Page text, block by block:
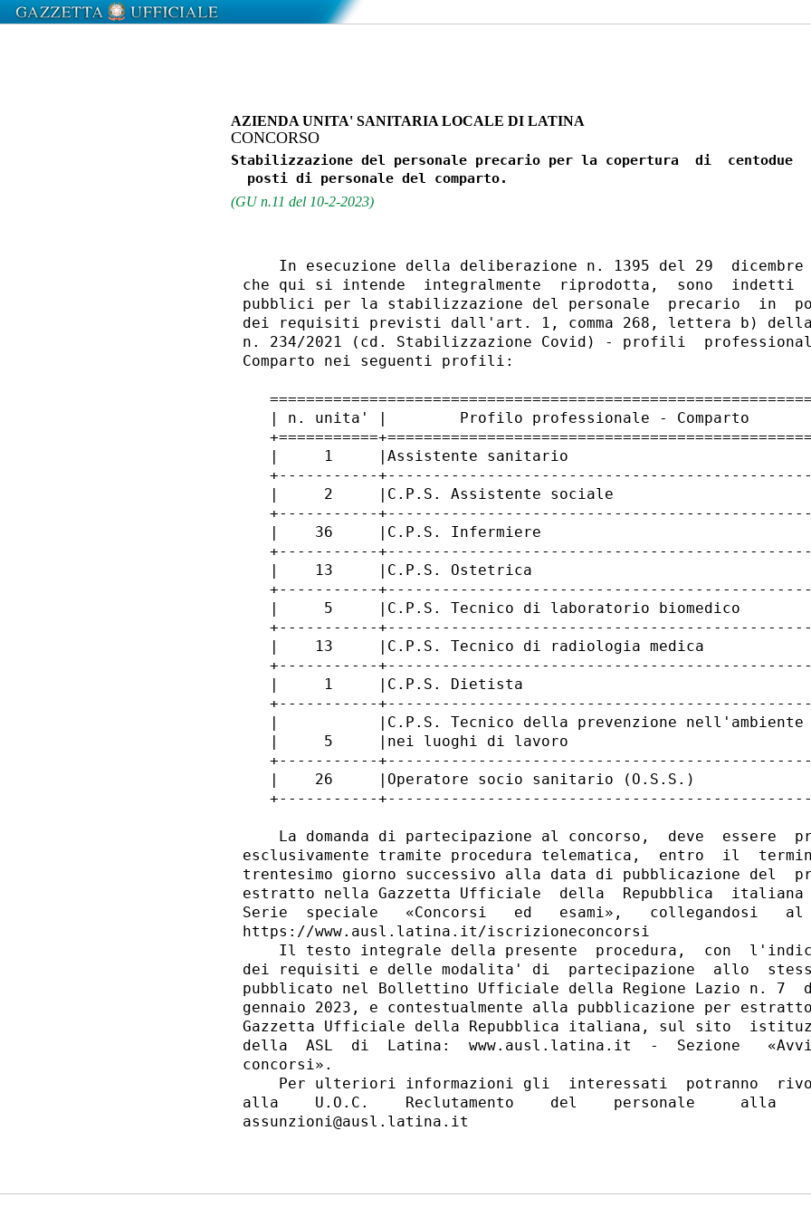
AZIENDA UNITA' SANITARIA LOCALE DI LATINA
CONCORSO
Stabilizzazione del personale precario per la copertura  di  centodue
(GU n.11 del 10-2-2023)
In esecuzione della deliberazione n. 1395 del 29  dicembre
che qui si intende  integralmente  riprodotta,  sono  indetti
pubblici per la stabilizzazione del personale  precario  in
dei requisiti previsti dall'art. 1, comma 268, lettera b) della
n. 234/2021 (cd. Stabilizzazione Covid) - profili
Comparto nei seguenti profili:
| n. unita' |        Profilo professionale - Comparto
|     1     |Assistente sanitario
+-----------
|     2     |C.P.S. Assistente sociale
+-----------
|    36     |C.P.S. Infermiere
+-----------
|    13     |C.P.S. Ostetrica
+-----------
|     5     |C.P.S. Tecnico di laboratorio biomedico
+-----------
|    13     |C.P.S. Tecnico di radiologia medica
+-----------
|     1     |C.P.S. Dietista
+-----------
|           |C.P.S. Tecnico della prevenzione nell'ambiente
|     5     |nei luoghi di lavoro
+-----------
|    26     |Operatore socio sanitario (O.S.S.)
+-----------
La domanda di partecipazione al concorso,  deve  essere
esclusivamente tramite procedura telematica,  entro  il
trentesimo giorno successivo alla data di pubblicazione del
estratto nella Gazzetta Ufficiale  della  Repubblica
Serie  speciale   «Concorsi   ed   esami»,   collegandosi
https://www.ausl.latina.it/iscrizioneconcorsi
Il testo integrale della presente  procedura,  con
dei requisiti e delle modalita' di  partecipazione  allo
pubblicato nel Bollettino Ufficiale della Regione Lazio n. 7
gennaio 2023, e contestualmente alla pubblicazione per
Gazzetta Ufficiale della Repubblica italiana, sul sito
della  ASL  di  Latina:  www.ausl.latina.it  -  Sezione
concorsi».
Per ulteriori informazioni gli  interessati  potranno
alla    U.O.C.    Reclutamento    del    personale     alla
assunzioni@ausl.latina.it